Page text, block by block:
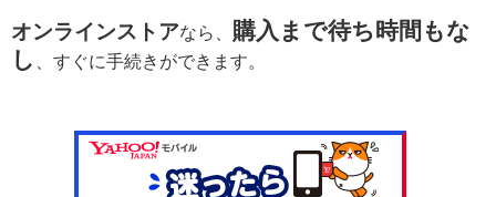
オンラインストアなら、 購入まで待ち時間もな
し
、すぐに手続きができます。